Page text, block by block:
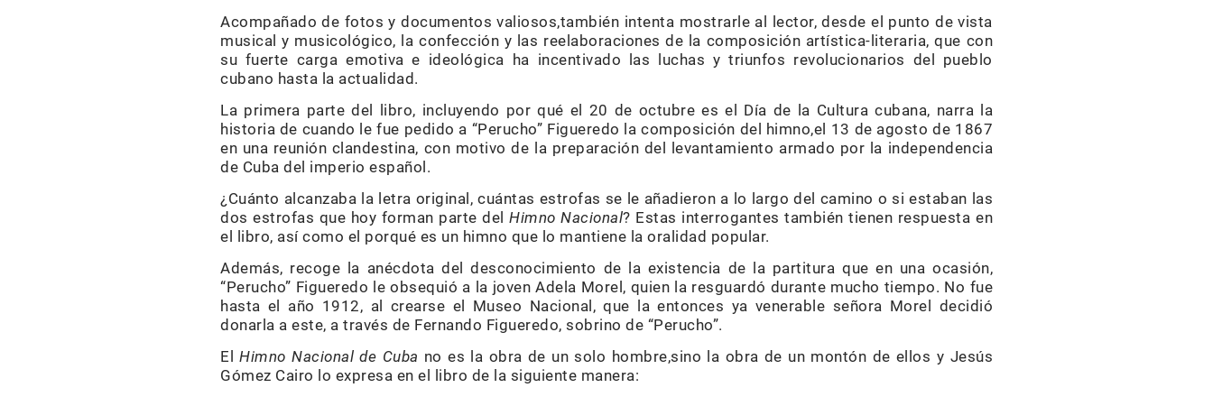
Acompañado de fotos y documentos valiosos,también intenta mostrarle al lector, desde el punto de vista
musical y musicológico, la confección y las reelaboraciones de la composición artística-literaria, que con
su fuerte carga emotiva e ideológica ha incentivado las luchas y triunfos revolucionarios del pueblo
cubano hasta la actualidad.
La primera parte del libro, incluyendo por qué el 20 de octubre es el Día de la Cultura cubana, narra la
historia de cuando le fue pedido a “Perucho” Figueredo la composición del himno,el 13 de agosto de 1867
en una reunión clandestina, con motivo de la preparación del levantamiento armado por la independencia
de Cuba del imperio español.
¿Cuánto alcanzaba la letra original, cuántas estrofas se le añadieron a lo largo del camino o si estaban las
dos estrofas que hoy forman parte delHimno Nacional? Estas interrogantes también tienen respuesta en
el libro, así como el porqué es un himno que lo mantiene la oralidad popular.
Además, recoge la anécdota del desconocimiento de la existencia de la partitura que en una ocasión,
“Perucho” Figueredo le obsequió a la joven Adela Morel, quien la resguardó durante mucho tiempo. No fue
hasta el año 1912, al crearse el Museo Nacional, que la entonces ya venerable señora Morel decidió
donarla a este, a través de Fernando Figueredo, sobrino de “Perucho”.
ElHimno Nacional de Cuba no es la obra de un solo hombre,sino la obra de un montón de ellos y Jesús
Gómez Cairo lo expresa en el libro de la siguiente manera: